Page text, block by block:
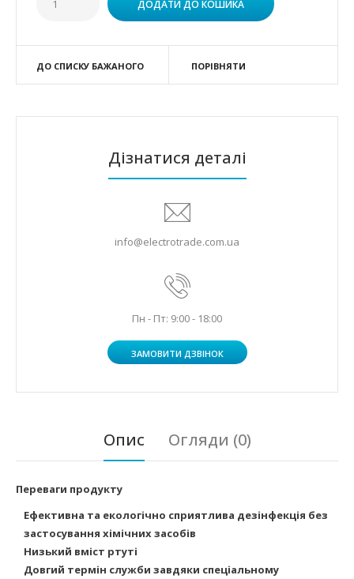
ДО СПИСКУ БАЖАНОГО ПОРІВНЯТИ
Дізнатися деталі
info@electrotrade.com.ua
Пн - Пт: 9:00 - 18:00
ЗАМОВИТИ ДЗВІНОК
Опис Огляди (0)
Переваги продукту
Ефективна та екологічно сприятлива дезінфекція без
застосування хімічних засобів
Низький вміст ртуті
Довгий термін служби завдяки спеціальному